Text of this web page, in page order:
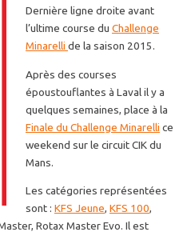
Dernière ligne droite avant
l’ultime course du Challenge
Minarelli de la saison 2015.
Après des courses
époustouflantes à Laval il y a
quelques semaines, place à la
Finale du Challenge Minarelli ce
weekend sur le circuit CIK du
Mans.
Les catégories représentées
sont : KFS Jeune, KFS 100,
Rotax Master Evo. Il est